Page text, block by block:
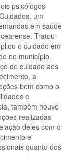
psicólogos
um
em saúde
Tratou-
o cuidado em
no município.
de cuidado aos
a
bem como o
e
também houve
realizadas
deles com o
e
quanto dos